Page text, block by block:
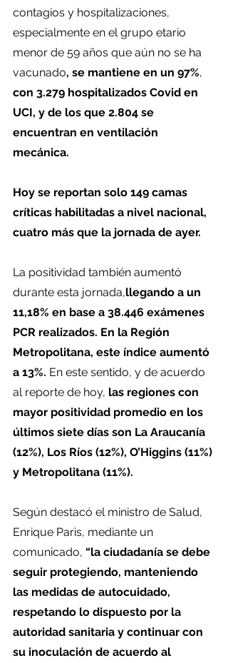
contagios y hospitalizaciones,
especialmente en el grupo etario
menor de 59 años que aún no se ha
vacunado, se mantiene en un 97%,
con 3.279 hospitalizados Covid en
UCI, y de los que 2.804 se
encuentran en ventilación
mecánica.
Hoy se reportan solo 149 camas
críticas habilitadas a nivel nacional,
cuatro más que la jornada de ayer.
La positividad también aumentó
durante esta jornada,llegando a un
11,18% en base a 38.446 exámenes
PCR realizados. En la Región
Metropolitana, este índice aumentó
a 13%. En este sentido, y de acuerdo
al reporte de hoy, las regiones con
mayor positividad promedio en los
últimos siete días son La Araucanía
(12%), Los Ríos (12%), O’Higgins (11%)
y Metropolitana (11%).
Según destacó el ministro de Salud,
Enrique Paris, mediante un
comunicado, “la ciudadanía se debe
seguir protegiendo, manteniendo
las medidas de autocuidado,
respetando lo dispuesto por la
autoridad sanitaria y continuar con
su inoculación de acuerdo al